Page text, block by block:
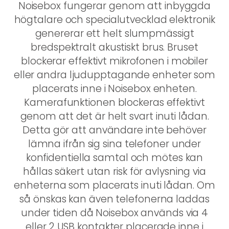
Noisebox fungerar genom att inbyggda
högtalare och specialutvecklad elektronik
genererar ett helt slumpmässigt
bredspektralt akustiskt brus. Bruset
blockerar effektivt mikrofonen i mobiler
eller andra ljudupptagande enheter som
placerats inne i Noisebox enheten.
Kamerafunktionen blockeras effektivt
genom att det är helt svart inuti lådan.
Detta gör att användare inte behöver
lämna ifrån sig sina telefoner under
konfidentiella samtal och mötes kan
hållas säkert utan risk för avlysning via
enheterna som placerats inuti lådan. Om
så önskas kan även telefonerna laddas
under tiden då Noisebox används via 4